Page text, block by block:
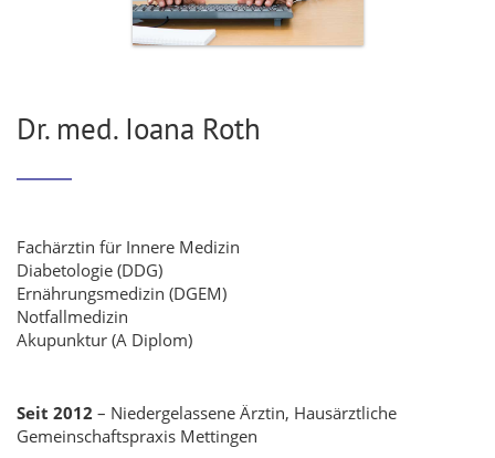
Dr. med. Ioana Roth
Fachärztin für Innere Medizin
Diabetologie (DDG)
Ernährungsmedizin (DGEM)
Notfallmedizin
Akupunktur (A Diplom)
Seit 2012 – Niedergelassene Ärztin, Hausärztliche
Gemeinschaftspraxis Mettingen